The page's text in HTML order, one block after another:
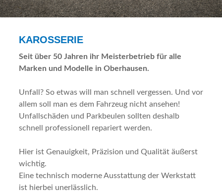
KAROSSERIE
Seit über 50 Jahren ihr Meisterbetrieb für alle
Marken und Modelle in Oberhausen.
Unfall? So etwas will man schnell vergessen. Und vor
allem soll man es dem Fahrzeug nicht ansehen!
Unfallschäden und Parkbeulen sollten deshalb
schnell professionell repariert werden.
Hier ist Genauigkeit, Präzision und Qualität äußerst
wichtig.
Eine technisch moderne Ausstattung der Werkstatt
ist hierbei unerlässlich.